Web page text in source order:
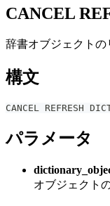
CANCEL
辞書オブジェクトの
構文
CANCEL REFRESH
パラメータ
オブジェクト